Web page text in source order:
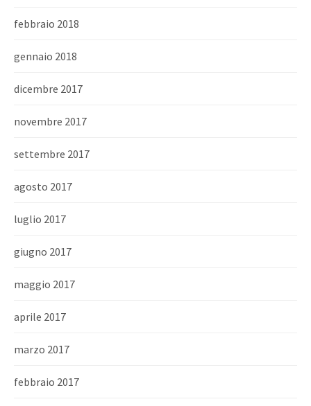
febbraio 2018
gennaio 2018
dicembre 2017
novembre 2017
settembre 2017
agosto 2017
luglio 2017
giugno 2017
maggio 2017
aprile 2017
marzo 2017
febbraio 2017